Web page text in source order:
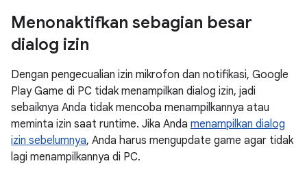
Menonaktifkan sebagian besar
dialog izin
Dengan pengecualian izin mikrofon dan notifikasi, Google
Play Game di PC tidak menampilkan dialog izin, jadi
sebaiknya Anda tidak mencoba menampilkannya atau
meminta izin saat runtime. Jika Anda menampilkan dialog
izin sebelumnya, Anda harus mengupdate game agar tidak
lagi menampilkannya di PC.